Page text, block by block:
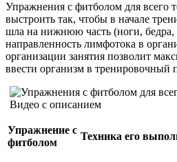
Упражнения с фитболом для всего
выстроить так, чтобы в начале
шла на нижнюю часть (ноги,
направленность лимфотока в
организации занятия позволит
ввести организм в тренировочный
Упражнение с
фитболом
Техника его